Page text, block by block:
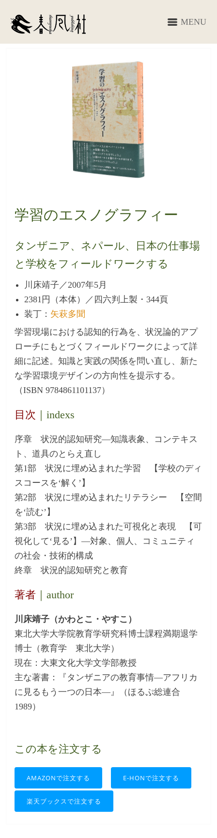
MENU
学習のエスノグラフィー
タンザニア、ネパール、日本の仕事場
と学校をフィールドワークする
川床靖子／2007年5月
2381円（本体）／四六判上製・344頁
装丁： 矢萩多聞
学習現場における認知的行為を、状況論的アプ
ローチにもとづくフィールドワークによって詳
細に記述。知識と実践の関係を問い直し、新た
な学習環境デザインの方向性を提示する。
（ISBN 9784861101137）
目次 ｜indexs
序章 状況的認知研究―知識表象、コンテキス
ト、道具のとらえ直し
第1部 状況に埋め込まれた学習 【学校のディ
スコースを‘解く’】
第2部 状況に埋め込まれたリテラシー 【空間
を‘読む’】
第3部 状況に埋め込まれた可視化と表現 【可
視化して‘見る’】―対象、個人、コミュニティ
の社会・技術的構成
終章 状況的認知研究と教育
著者 ｜author
川床靖子（かわとこ・やすこ）
東北大学大学院教育学研究科博士課程満期退学
博士（教育学 東北大学）
現在：大東文化大学文学部教授
主な著書：『タンザニアの教育事情—アフリカ
に見るもう一つの日本—』（ほるぷ総連合
1989）
この本を注文する
AMAZONで注文する E-HONで注文する
楽天ブックスで注文する